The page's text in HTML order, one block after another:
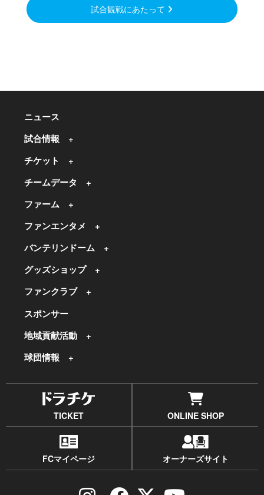
試合観戦にあたって
ニュース
試合情報
チケット
チームデータ
ファーム
ファンエンタメ
バンテリンドーム
グッズショップ
ファンクラブ
スポンサー
地域貢献活動
球団情報
TICKET ONLINE SHOP
FCマイページ オーナーズサイト